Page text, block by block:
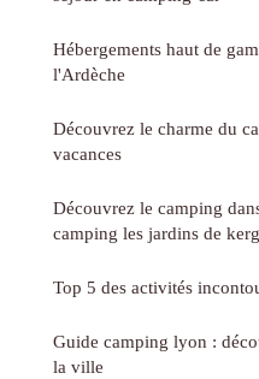
Hébergements haut de
l'Ardèche
Découvrez le charme du
vacances
Découvrez le camping
camping les jardins de
Top 5 des activités
Guide camping lyon :
la ville